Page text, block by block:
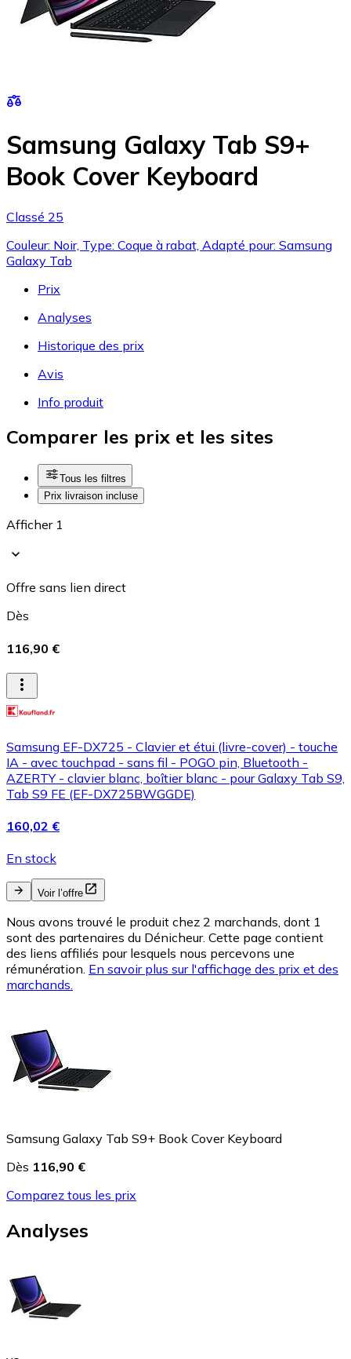
Samsung Galaxy Tab S9+
Book Cover Keyboard
Classé 25
Couleur: Noir, Type: Coque à rabat, Adapté pour: Samsung
Galaxy Tab
Prix
Analyses
Historique des prix
Avis
Info produit
Comparer les prix et les sites
Tous les filtres
Prix livraison incluse
Afficher 1
Offre sans lien direct
Dès
116,90 €
Samsung EF-DX725 - Clavier et étui (livre-cover) - touche
IA - avec touchpad - sans fil - POGO pin, Bluetooth -
AZERTY - clavier blanc, boîtier blanc - pour Galaxy Tab S9,
Tab S9 FE (EF-DX725BWGGDE)
160,02 €
En stock
Voir l’offre
Nous avons trouvé le produit chez 2 marchands, dont 1
sont des partenaires du Dénicheur. Cette page contient
des liens affiliés pour lesquels nous percevons une
rémunération. En savoir plus sur l'affichage des prix et des
marchands.
Samsung Galaxy Tab S9+ Book Cover Keyboard
Dès 116,90 €
Comparez tous les prix
Analyses